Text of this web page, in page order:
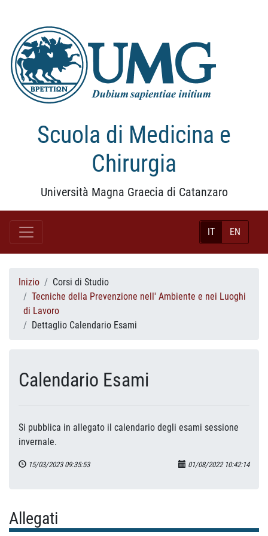
Scuola di Medicina e
Chirurgia
Università Magna Graecia di Catanzaro
IT EN
Inizio
Corsi di Studio
Tecniche della Prevenzione nell' Ambiente e nei Luoghi
di Lavoro
Dettaglio Calendario Esami
Calendario Esami
Si pubblica in allegato il calendario degli esami sessione
invernale.
15/03/2023 09:35:53 01/08/2022 10:42:14
Allegati